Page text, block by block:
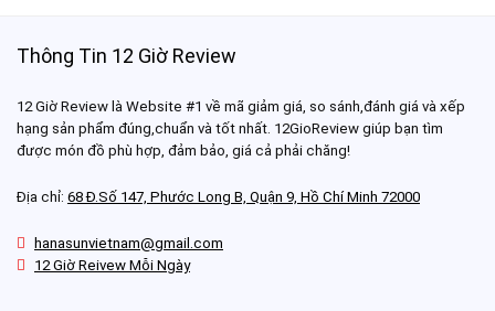
Thông Tin 12 Giờ Review
12 Giờ Review là Website #1 về mã giảm giá, so sánh,đánh giá và xếp
hạng sản phẩm đúng,chuẩn và tốt nhất. 12GioReview giúp bạn tìm
được món đồ phù hợp, đảm bảo, giá cả phải chăng!
Địa chỉ: 68 Đ.Số 147, Phước Long B, Quận 9, Hồ Chí Minh 72000
hanasunvietnam@gmail.com
12 Giờ Reivew Mỗi Ngày